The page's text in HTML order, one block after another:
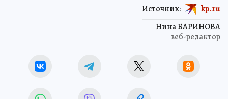
Нина БАРИНОВА
веб-редактор
Источник: kp.ru